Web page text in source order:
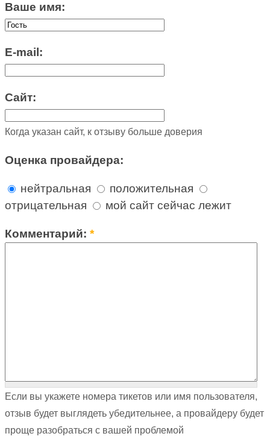
Ваше имя:
E-mail:
Сайт:
Когда указан сайт, к отзыву больше доверия
Оценка провайдера:
нейтральная
положительная
отрицательная
мой сайт сейчас лежит
Комментарий:*
Если вы укажете номера тикетов или имя пользователя,
отзыв будет выглядеть убедительнее, а провайдеру будет
проще разобраться с вашей проблемой